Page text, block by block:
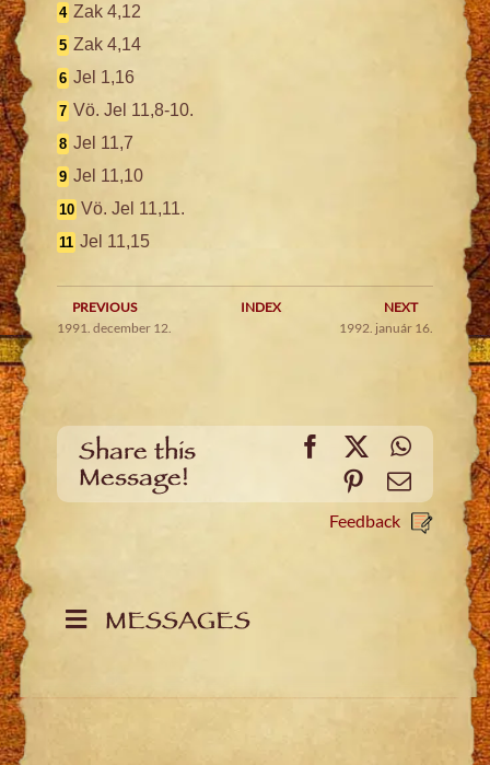
4 Zak 4,12
5 Zak 4,14
6 Jel 1,16
7 Vö. Jel 11,8-10.
8 Jel 11,7
9 Jel 11,10
10 Vö. Jel 11,11.
11 Jel 11,15
PREVIOUS INDEX
NEXT
1991. december 12.
1992. január 16.
Share this
Message!
Facebook
Pinterest
Email
Feedback
MESSAGES